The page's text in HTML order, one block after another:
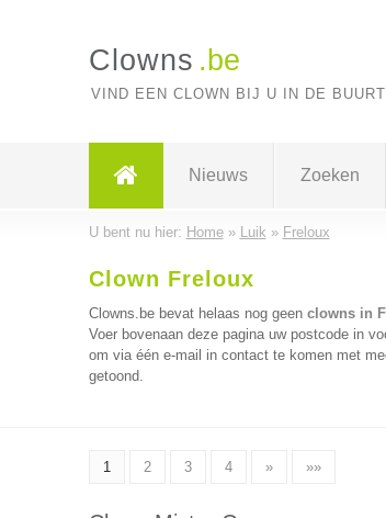
Clowns .be
VIND EEN CLOWN BIJ U IN DE
Nieuws Zoeken
U bent nu hier: Home» Luik » Freloux
Clown Freloux
Clowns.be bevat helaas nog geen clowns in
Voer bovenaan deze pagina uw postcode in
om via één e-mail in contact te komen met
getoond.
1 2 3 4 » »»